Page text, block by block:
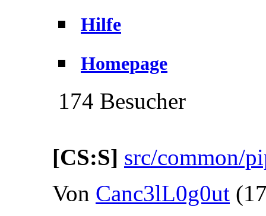
Hilfe
Homepage
174 Besucher
[CS:S] src/common/
Von Canc3lL0g0ut